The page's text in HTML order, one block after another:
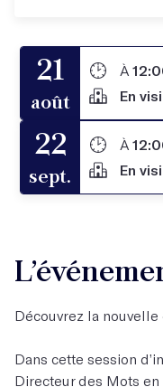
21
août
À
En
22
sept.
À
En
Découvrez la
Dans cette session
Directeur des Mots